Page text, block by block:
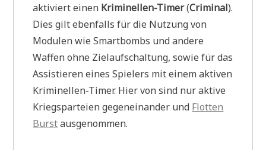
aktiviert einen Kriminellen-Timer(Criminal).
Dies gilt ebenfalls für die Nutzung von
Modulen wie Smartbombs und andere
Waffen ohne Zielaufschaltung, sowie für das
Assistieren eines Spielers mit einem aktiven
Kriminellen-Timer. Hier von sind nur aktive
Kriegsparteien gegeneinander und Flotten
Burstausgenommen.